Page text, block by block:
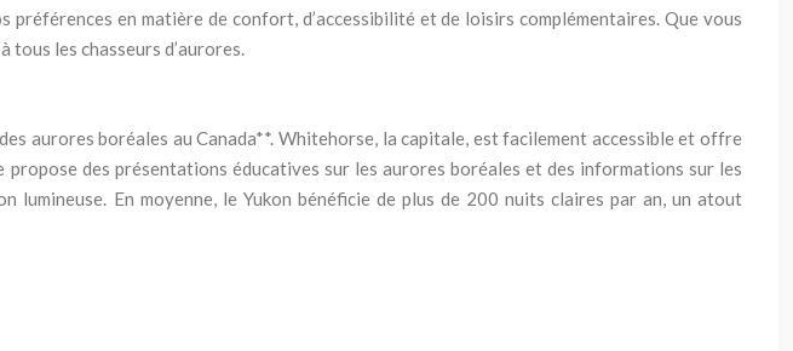
en matière de confort, d’accessibilité et de loisirs complémentaires. Que vous
tous les chasseurs d’aurores.
aurores boréales au Canada**. Whitehorse, la capitale, est facilement accessible et offre
des présentations éducatives sur les aurores boréales et des informations sur les
En moyenne, le Yukon bénéficie de plus de 200 nuits claires par an, un atout